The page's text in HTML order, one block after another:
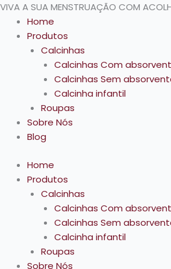
Ir
para
conteúdo
VIVA A SUA MENSTRUAÇÃO COM
Home
Produtos
Calcinhas
Calcinhas Com
Calcinhas Sem
Calcinha infantil
Roupas
Sobre Nós
Blog
Home
Produtos
Calcinhas
Calcinhas Com
Calcinhas Sem
Calcinha infantil
Roupas
Sobre Nós
Pesquisar
produtos